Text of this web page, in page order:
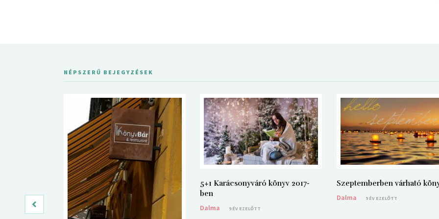
NÉPSZERŰ BEJEGYZÉSEK
5+1 Karácsonyváró könyv 2017-
ben
Dalma
9 ÉV EZELŐTT
Szeptemberben várható
Dalma
9 ÉV EZELŐTT